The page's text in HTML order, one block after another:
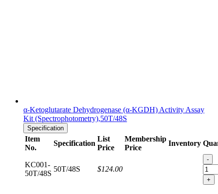
α-Ketoglutarate Dehydrogenase (α-KGDH) Activity Assay
Kit (Spectrophotometry),50T/48S
Specification
Item
No.
Specification
List
Price
Membership
Price
Inventory
KC001-
50T/48S
50T/48S $124.00
-
+